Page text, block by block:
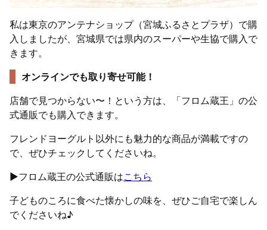
私は東京のアンテナショップ（宮城ふるさとプラザ）で購
入しましたが、宮城県では県内のスーパーや生協で購入で
きます。
オンラインでも取り寄せ可能！
店舗で見つからない〜！という方は、「フロム蔵王」の公
式通販でも購入できます。
フレンドヨーグルト以外にも魅力的な商品が満載ですの
で、ぜひチェックしてくださいね。
▶︎フロム蔵王の公式通販はこちら
子どものころに食べた懐かしの味を、ぜひご自宅で楽しん
でくださいね♪